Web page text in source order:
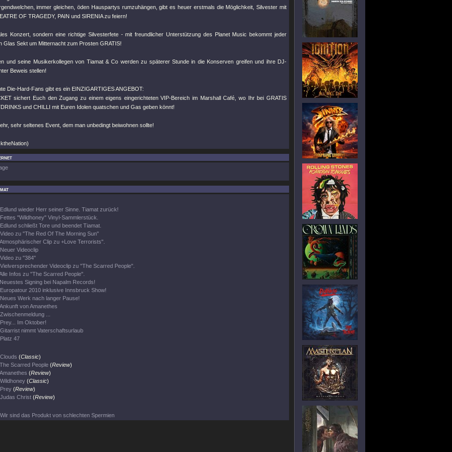
immer gleichen, öden Hauspartys rumzuhängen, gibt es heuer erstmals die Möglichkeit, Silvester mit
OF TRAGEDY, PAIN und SIRENIA zu feiern!
Konzert, sondern eine richtige Silvesterfete - mit freundlicher Unterstützung des Planet Music bekommt jeder
Glas Sekt um Mitternacht zum Prosten GRATIS!
und seine Musikerkollegen von Tiamat & Co werden zu späterer Stunde in die Konserven greifen und ihre DJ-
Beweis stellen!
Die-Hard-Fans gibt es ein EINZIGARTIGES ANGEBOT:
sichert Euch den Zugang zu einem eigens eingerichteten VIP-Bereich im Marshall Café, wo Ihr bei GRATIS
und CHILLI mit Euren Idolen quatschen und Gas geben könnt!
sehr seltenes Event, dem man unbedingt beiwohnen sollte!
Edlund wieder Herr seiner Sinne. Tiamat zurück!
Fettes "Wildhoney" Vinyl-Sammlerstück.
Edlund schließt Tore und beendet Tiamat.
Video zu "The Red Of The Morning Sun"
Atmosphärischer Clip zu +Love Terrorists".
Neuer Videoclip
Video zu "384"
Vielversprechender Videoclip zu "The Scarred People".
Infos zu "The Scarred People".
Neuestes Signing bei Napalm Records!
Europatour 2010 inklusive Innsbruck Show!
Neues Werk nach langer Pause!
Ankunft von Amanethes
Zwischenmeldung ...
Prey... Im Oktober!
Gitarrist nimmt Vaterschaftsurlaub
Platz 47
Clouds (Classic)
The Scarred People (Review)
Amanethes (Review)
Wildhoney (Classic)
Prey (Review)
Judas Christ (Review)
Wir sind das Produkt von schlechten Spermien